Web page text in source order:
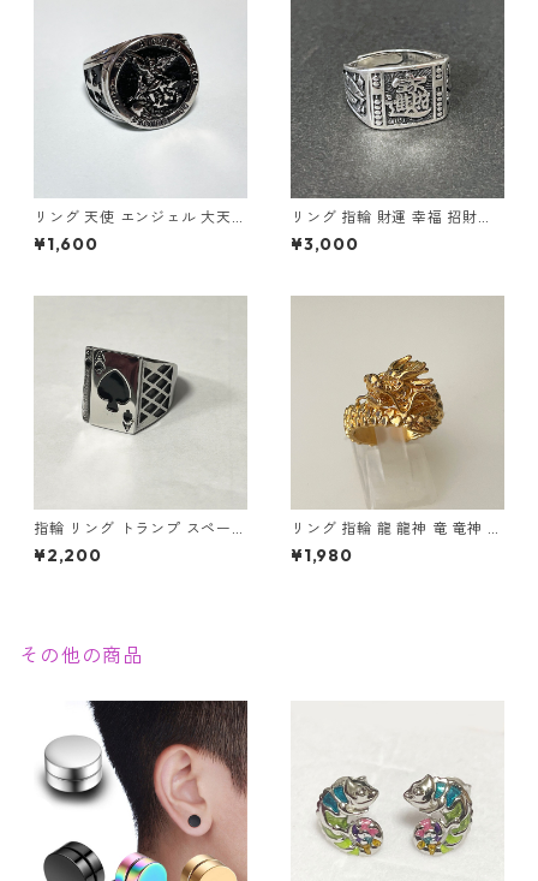
リング 天使 エンジェル 大天使
ミカエル 十字架 クロス 指輪
ステンレス メンズアクセサリ
¥1,600
リング 指輪 財運 幸福 招財進
寶 (しょうざいしんぽう) 宝船
縁起物
¥3,000
指輪 リング トランプ スペード
エース ステンレス 幸運 勝負運
ラッキーアイテム ギャンブル
¥2,200
リング 指輪 龍 龍神 竜 竜神 金
龍 ゴールド スパイラル メンズ
アクセサリー
¥1,980
その他の商品